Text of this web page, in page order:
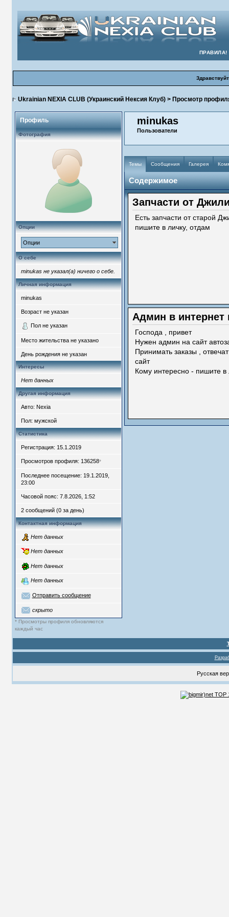
ПРАВИЛА!
Ukrainian NEXIA CLUB (Украинский Нексия Клуб)> Просмотр
Профиль
Фотография
Опции
Опции
О себе
minukas не указал(а) ничего о себе.
Личная информация
minukas
Возраст не указан
Пол не указан
Место жительства не указано
День рождения не указан
Интересы
Нет данных
Другая информация
Авто: Nexia
Пол: мужской
Статистика
Регистрация: 15.1.2019
Просмотров профиля: 136258*
Последнее посещение: 19.1.2019,
23:00
Часовой пояс: 7.8.2026, 1:52
2 сообщений (0 за день)
Контактная информация
Нет данных
Нет данных
Нет данных
Нет данных
Отправить сообщение
скрыто
* Просмотры профиля обновляются
каждый час
minukas
Пользователи
Темы Сообщения Галерея
Содержимое
Запчасти от
Есть запчасти от старой
пишите в личку, отдам
Админ в интернет
Господа , привет
Нужен админ на сайт
Принимать заказы ,
сайт
Кому интересно - пишите в
Русская